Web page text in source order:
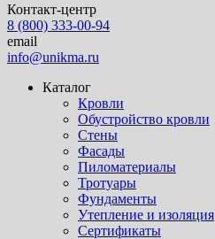
Контакт-центр
8 (800) 333-00-94
email
info@unikma.ru
Каталог
Кровли
Обустройство кровли
Стены
Фасады
Пиломатериалы
Тротуары
Фундаменты
Утепление и изоляция
Сертификаты